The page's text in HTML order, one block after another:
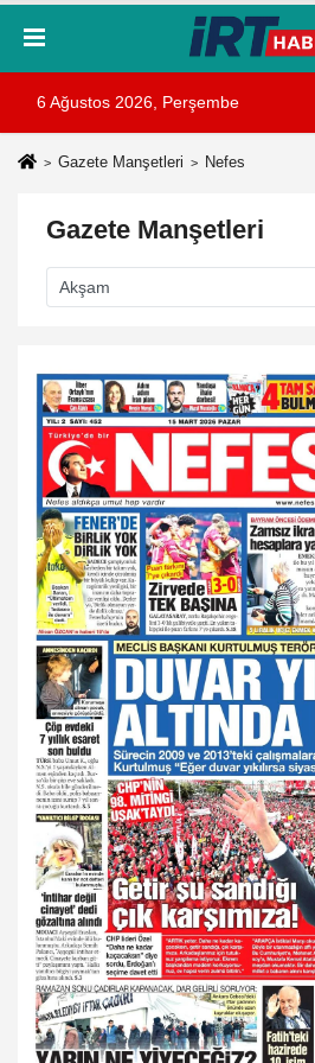
6 Ağustos 2026, Perşembe
Gazete Manşetleri Nefes
Gazete Manşetleri